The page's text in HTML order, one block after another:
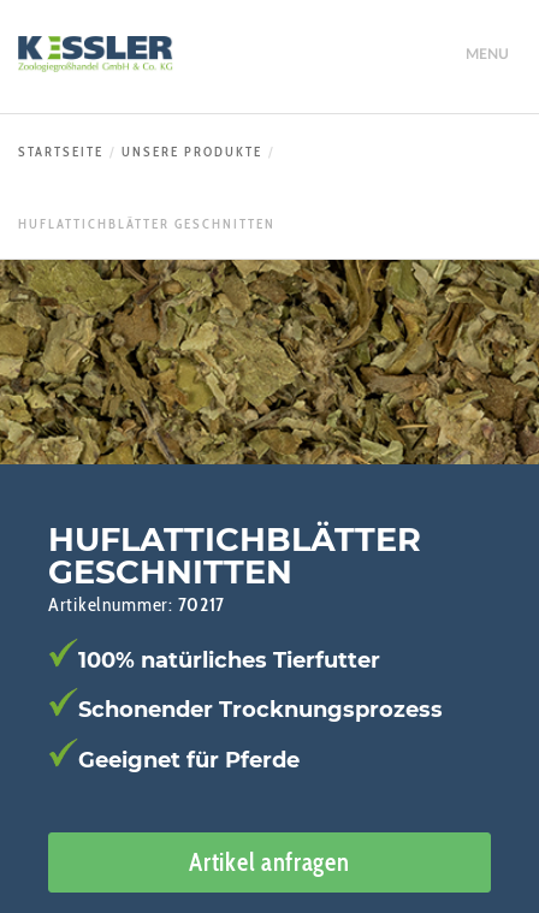
MENU
STARTSEITE UNSERE PRODUKTE
HUFLATTICHBLÄTTER GESCHNITTEN
HUFLATTICHBLÄTTER
GESCHNITTEN
Artikelnummer: 70217
100% natürliches Tierfutter
Schonender Trocknungsprozess
Geeignet für Pferde
Artikel anfragen